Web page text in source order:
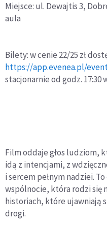
Miejsce: ul. Dewajtis 3,
aula
Bilety: w cenie 22/25 zł
https://app.evenea.pl/
stacjonarnie od godz. 17:30
Film oddaje głos ludziom,
idą z intencjami, z
i sercem pełnym nadziei.
wspólnocie, która rodzi się
historiach, które ujawniają
drogi.